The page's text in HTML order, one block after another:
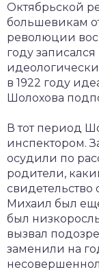
Октябрьской
большевикам
революции
году
в 1922 году
Шолохова
В тот период
инспектором.
осудили по
родители,
свидетельство
Михаил был
был
вызвал
заменили на